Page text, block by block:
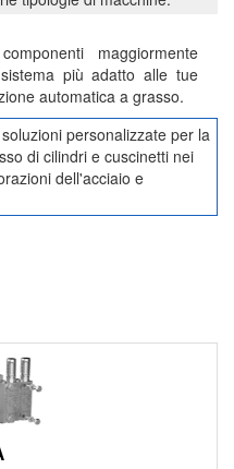
maggiormente
più adatto alle tue
automatica a grasso.
personalizzate per la
di cilindri e cuscinetti nei
dell'acciaio e